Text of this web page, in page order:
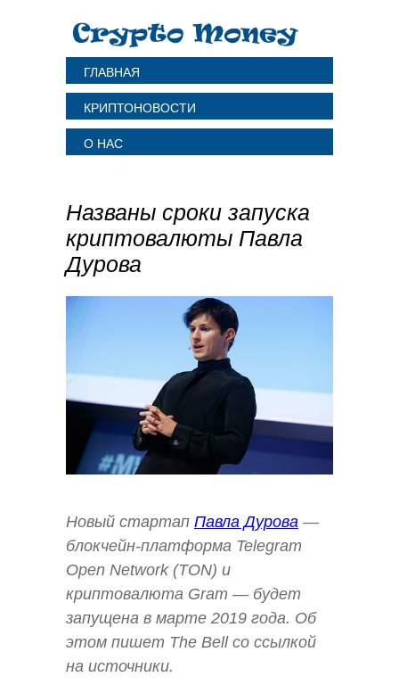
ГЛАВНАЯ
КРИПТОНОВОСТИ
О НАС
Названы сроки запуска
криптовалюты Павла
Дурова
Новый стартап Павла Дурова —
блокчейн-платформа Telegram
Open Network (TON) и
криптовалюта Gram — будет
запущена в марте 2019 года. Об
этом пишет The Bell со ссылкой
на источники.